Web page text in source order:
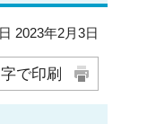
2023年2月3日
で印刷